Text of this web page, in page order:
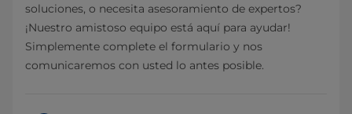
soluciones, o necesita asesoramiento de expertos?
¡Nuestro amistoso equipo está aquí para ayudar!
Simplemente complete el formulario y nos
comunicaremos con usted lo antes posible.